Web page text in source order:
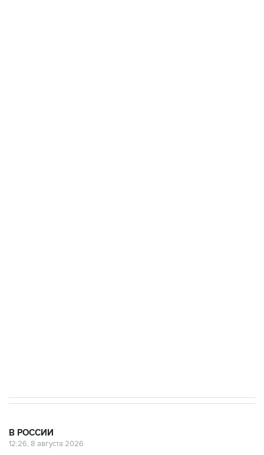
В РОССИИ
12:26, 8 августа 2026